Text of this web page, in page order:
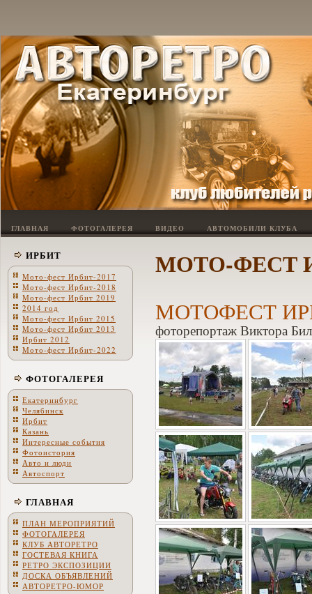
ГЛАВНАЯ ФОТОГАЛЕРЕЯ ВИДЕО АВТОМОБИЛИ КЛУБА
ИРБИТ
Мото-фест Ирбит-2017
Мото-фест Ирбит-2018
Мото-фест Ирбит 2019
2014 год
Мото-фест Ирбит 2015
Мото-фест Ирбит 2013
Ирбит 2012
Мото-фест Ирбит-2022
ФОТОГАЛЕРЕЯ
Екатеринбург
Челябинск
Ирбит
Казань
Интересные события
Фотоистория
Авто и люди
Автоспорт
ГЛАВНАЯ
ПЛАН МЕРОПРИЯТИЙ
ФОТОГАЛЕРЕЯ
КЛУБ АВТОРЕТРО
ГОСТЕВАЯ КНИГА
РЕТРО ЭКСПОЗИЦИИ
ДОСКА ОБЪЯВЛЕНИЙ
АВТОРЕТРО-ЮМОР
МОТО-ФЕСТ
МОТОФЕСТ
фоторепортаж Виктора